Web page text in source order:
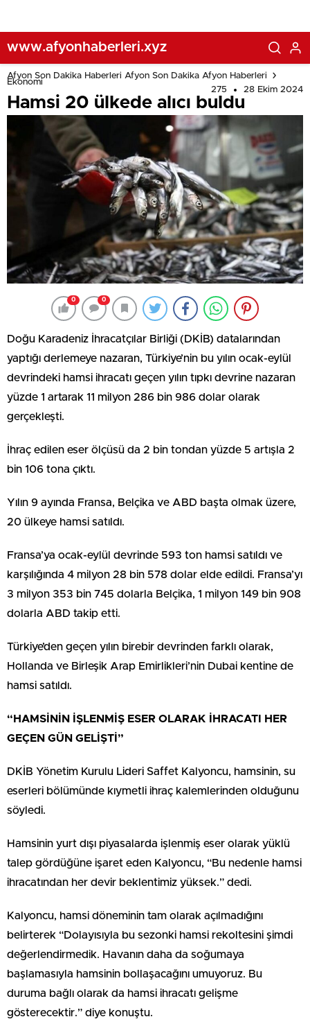
www.afyonhaberleri.xyz
Afyon Son Dakika Haberleri Afyon Son Dakika Afyon Haberleri
Ekonomi
275
28 Ekim 2024
Hamsi 20 ülkede alıcı buldu
0 0
Doğu Karadeniz İhracatçılar Birliği (DKİB) datalarından
yaptığı derlemeye nazaran, Türkiye’nin bu yılın ocak-eylül
devrindeki hamsi ihracatı geçen yılın tıpkı devrine nazaran
yüzde 1 artarak 11 milyon 286 bin 986 dolar olarak
gerçekleşti.
İhraç edilen eser ölçüsü da 2 bin tondan yüzde 5 artışla 2
bin 106 tona çıktı.
Yılın 9 ayında Fransa, Belçika ve ABD başta olmak üzere,
20 ülkeye hamsi satıldı.
Fransa’ya ocak-eylül devrinde 593 ton hamsi satıldı ve
karşılığında 4 milyon 28 bin 578 dolar elde edildi. Fransa’yı
3 milyon 353 bin 745 dolarla Belçika, 1 milyon 149 bin 908
dolarla ABD takip etti.
Türkiye’den geçen yılın birebir devrinden farklı olarak,
Hollanda ve Birleşik Arap Emirlikleri’nin Dubai kentine de
hamsi satıldı.
“HAMSİNİN İŞLENMİŞ ESER OLARAK İHRACATI HER
GEÇEN GÜN GELİŞTİ”
DKİB Yönetim Kurulu Lideri Saffet Kalyoncu, hamsinin, su
eserleri bölümünde kıymetli ihraç kalemlerinden olduğunu
söyledi.
Hamsinin yurt dışı piyasalarda işlenmiş eser olarak yüklü
talep gördüğüne işaret eden Kalyoncu, “Bu nedenle hamsi
ihracatından her devir beklentimiz yüksek.” dedi.
Kalyoncu, hamsi döneminin tam olarak açılmadığını
belirterek “Dolayısıyla bu sezonki hamsi rekoltesini şimdi
değerlendirmedik. Havanın daha da soğumaya
başlamasıyla hamsinin bollaşacağını umuyoruz. Bu
duruma bağlı olarak da hamsi ihracatı gelişme
gösterecektir.” diye konuştu.